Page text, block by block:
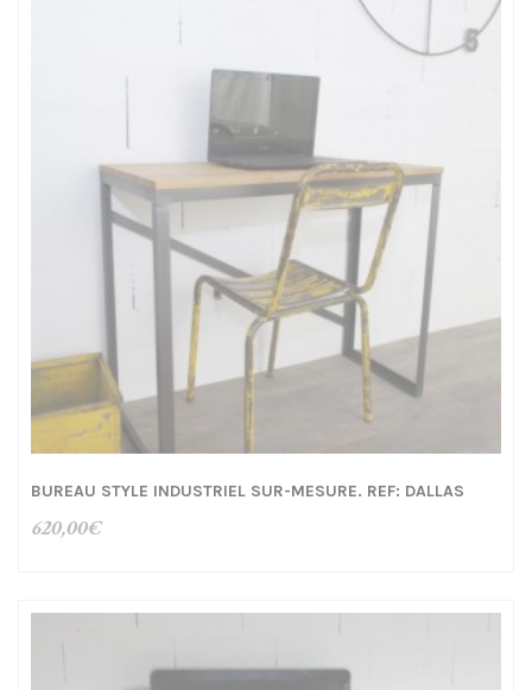
BUREAU STYLE INDUSTRIEL SUR-MESURE. REF: DALLAS
620,00€